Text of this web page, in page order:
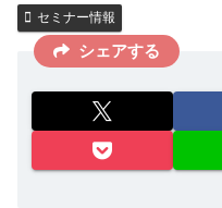
セミナー情報
シェアする